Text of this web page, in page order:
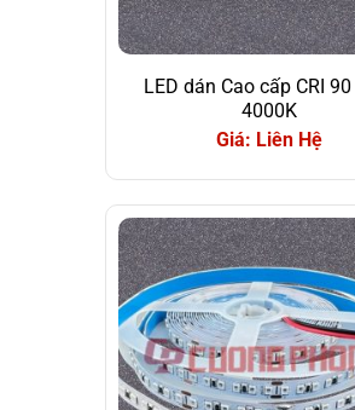
LED dán Cao cấp CRI
4000K
Giá: Liên Hệ